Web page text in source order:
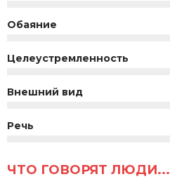
Обаяние
Целеустремленность
Внешний вид
Речь
ЧТО ГОВОРЯТ ЛЮДИ...